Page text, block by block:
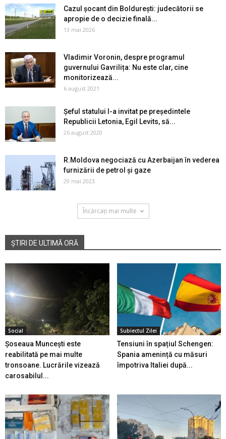
Cazul șocant din Boldurești: judecătorii se
apropie de o decizie finală...
13 mai 2026
Vladimir Voronin, despre programul
guvernului Gavrilița: Nu este clar, cine
monitorizează...
6 august 2021
Șeful statului l-a invitat pe președintele
Republicii Letonia, Egil Levits, să...
26 august 2020
R.Moldova negociază cu Azerbaijan în vederea
furnizării de petrol și gaze
29 mai 2023
Încărcați mai multe
ȘTIRI DE ULTIMĂ ORĂ
Social
Șoseaua Muncești este
reabilitată pe mai multe
tronsoane. Lucrările vizează
carosabilul...
Subiectul Zilei
Tensiuni în spațiul Schengen:
Spania amenință cu măsuri
împotriva Italiei după...